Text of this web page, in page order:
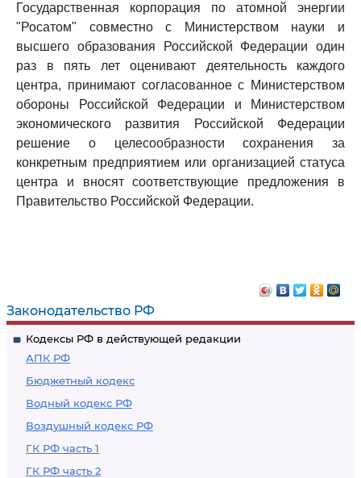
Законодательство РФ
Кодексы РФ в действующей редакции
АПК РФ
Бюджетный кодекс
Водный кодекс РФ
Воздушный кодекс РФ
ГК РФ часть 1
ГК РФ часть 2
Государственная корпорация по атомной энергии
"Росатом" совместно с Министерством науки и
высшего образования Российской Федерации один
раз в пять лет оценивают деятельность каждого
центра, принимают согласованное с Министерством
обороны Российской Федерации и Министерством
экономического развития Российской Федерации
решение о целесообразности сохранения за
конкретным предприятием или организацией статуса
центра и вносят соответствующие предложения в
Правительство Российской Федерации.